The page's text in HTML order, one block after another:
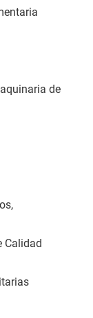
de
Calidad